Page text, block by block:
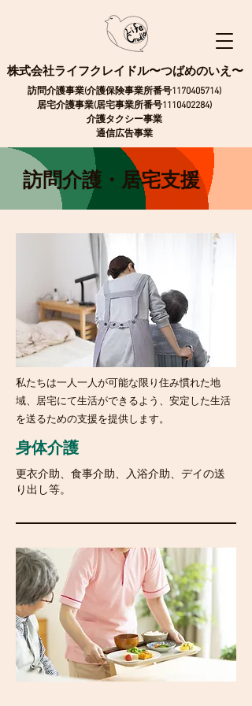
株式会社ライフクレイドル〜つばめのいえ〜
訪問介護事業(介護保険事業所番号1170405714)
​居宅介護事業(居宅事業所番号1110402284)
介護タクシー事業
通信広告事業
訪問介護・居宅支援
私たちは一人一人が可能な限り住み慣れた地
域、居宅にて生活ができるよう、安定した生活
を送るための支援を提供します。
身体介護
更衣介助、食事介助、入浴介助、デイの送
り出し等。